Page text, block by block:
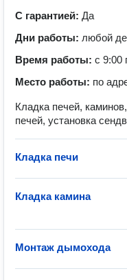
С гарантией: Да
Дни работы: любой
Время работы: с 9:00
Место работы: по
Кладка печей,
печей, установка
Кладка печи
Кладка камина
Монтаж дымохода